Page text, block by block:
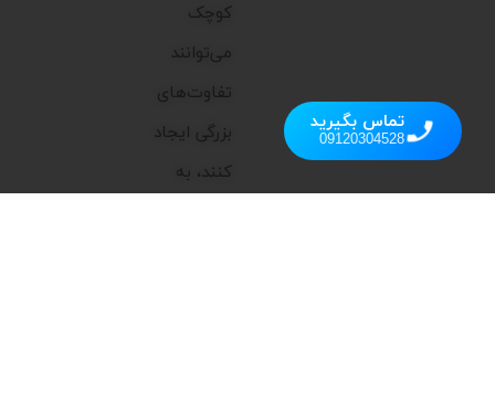
کوچک
می‌توانند
تفاوت‌های
بزرگی ایجاد
کنند، به
تماس بگیرید
09120304528